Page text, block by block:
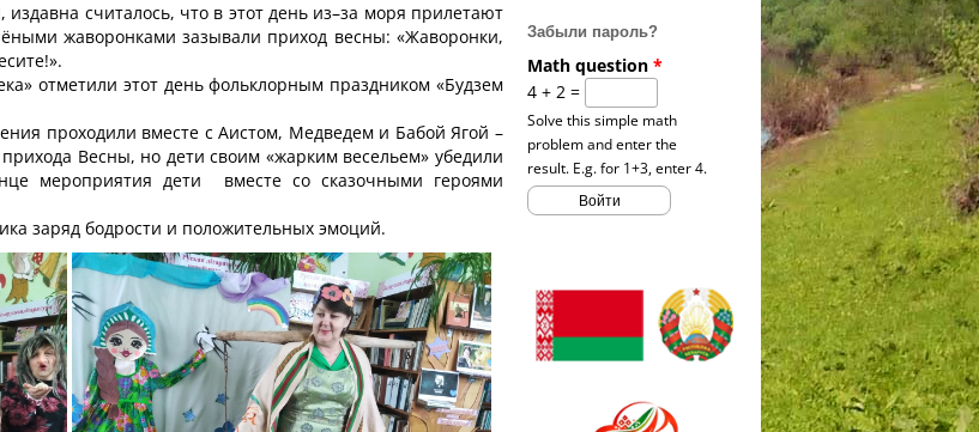
считалось, что в этот день из–за моря прилетают
жаворонками зазывали приход весны: «Жаворонки,
отметили этот день фольклорным праздником «Будзем
проходили вместе с Аистом, Медведем и Бабой Ягой –
Весны, но дети своим «жарким весельем» убедили
мероприятия дети вместе со сказочными героями
заряд бодрости и положительных эмоций.
Забыли пароль?
Math question *
4 + 2 =
Solve this simple math
problem and enter the
result. E.g. for 1+3, enter 4.